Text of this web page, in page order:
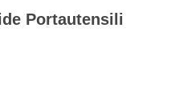
Portautensili